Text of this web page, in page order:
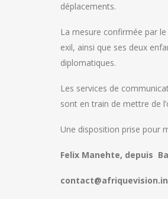
déplacements.
La mesure confirmée par
exil, ainsi que ses deux
diplomatiques.
Les services de
sont en train de mettre de
Une disposition prise pour
Felix Manehte, depuis